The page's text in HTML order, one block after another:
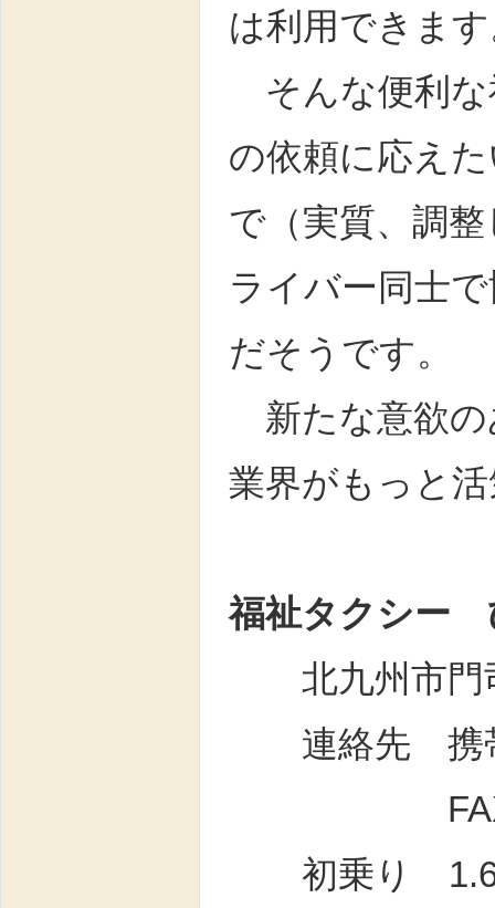
は利用できま
そんな便利な
の依頼に応え
で（実質、調
ライバー同士
だそうです。
新たな意欲の
業界がもっと
福祉タクシー
北九州市門
連絡先 携
FAX
初乗り 1.6